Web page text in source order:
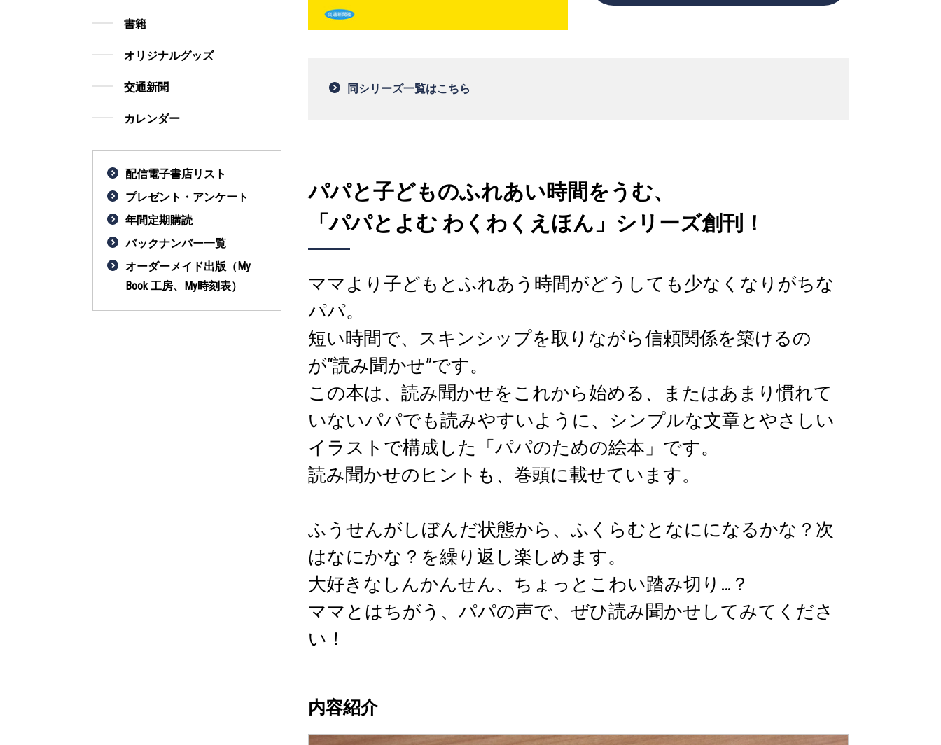
書籍
オリジナルグッズ
交通新聞
カレンダー
配信電子書店リスト
プレゼント・アンケート
年間定期購読
バックナンバー一覧
オーダーメイド出版（My
Book 工房、My時刻表）
同シリーズ一覧はこちら
パパと子どものふれあい時間をうむ、
「パパとよむ わくわくえほん」シリーズ創刊！
ママより子どもとふれあう時間がどうしても少なくなりがちな
パパ。
短い時間で、スキンシップを取りながら信頼関係を築けるの
が“読み聞かせ”です。
この本は、読み聞かせをこれから始める、またはあまり慣れて
いないパパでも読みやすいように、シンプルな文章とやさしい
イラストで構成した「パパのための絵本」です。
読み聞かせのヒントも、巻頭に載せています。
ふうせんがしぼんだ状態から、ふくらむとなにになるかな？次
はなにかな？を繰り返し楽しめます。
大好きなしんかんせん、ちょっとこわい踏み切り…？
ママとはちがう、パパの声で、ぜひ読み聞かせしてみてくださ
い！
内容紹介